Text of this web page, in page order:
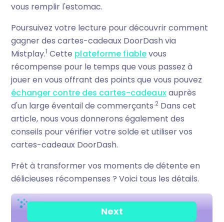
vous remplir l'estomac.
Poursuivez votre lecture pour découvrir comment
gagner des cartes-cadeaux DoorDash via
Mistplay.1 Cette plateforme fiablevous
récompense pour le temps que vous passez à
jouer en vous offrant des points que vous pouvez
échanger contre des cartes-cadeauxauprès
d'un large éventail de commerçants.2 Dans cet
article, nous vous donnerons également des
conseils pour vérifier votre solde et utiliser vos
cartes-cadeaux DoorDash.
Prêt à transformer vos moments de détente en
délicieuses récompenses ? Voici tous les détails.